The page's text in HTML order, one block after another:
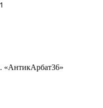
«АнтикАрбат36»